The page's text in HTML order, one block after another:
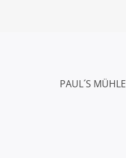
PAUL´S MÜHLE